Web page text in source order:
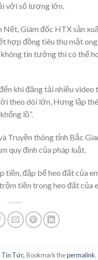
với số lượng lớn.
Giám đốc HTX sản
hợp đồng tiêu thụ mật
tin tưởng thì có thể
khi đăng tải nhiều video
theo dõi lớn, Hưng lập
lồ”.
Truyền thông tỉnh Bắc
quy định của pháp luật.
tiền, đập bể heo đất của
tiền trong heo đất của
Tin Tức. Bookmark thepermalink.